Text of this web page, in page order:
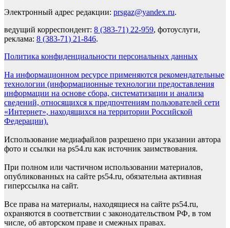
Электронный адрес редакции: prsgaz@yandex.ru.
ведущий корреспондент: 8 (383-71) 22-959, фотоуслуги,
реклама: 8 (383-71) 21-846.
Политика конфиденциальности персональных данных
На информационном ресурсе применяются рекомендательные
технологии (информационные технологии предоставления
информации на основе сбора, систематизации и анализа
сведений, относящихся к предпочтениям пользователей сети
«Интернет», находящихся на территории Российской
Федерации).
Использование медиафайлов разрешено при указании автора
фото и ссылки на ps54.ru как источник заимствования.
При полном или частичном использовании материалов,
опубликованных на сайте ps54.ru, обязательна активная
гиперссылка на сайт.
Все права на материалы, находящиеся на сайте ps54.ru,
охраняются в соответствии с законодательством РФ, в том
числе, об авторском праве и смежных правах.